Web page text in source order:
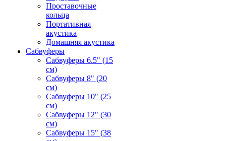
Проставочные
кольца
Портативная
акустика
Домашняя акустика
Сабвуферы
Сабвуферы 6.5" (15
см)
Сабвуферы 8" (20
см)
Сабвуферы 10" (25
см)
Сабвуферы 12" (30
см)
Сабвуферы 15" (38